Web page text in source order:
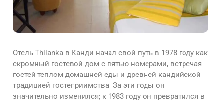
Отель Thilanka в Канди начал свой путь в 1978 году как
скромный гостевой дом с пятью номерами, встречая
гостей теплом домашней еды и древней кандийской
традицией гостеприимства. За эти годы он
значительно изменился; к 1983 году он превратился в